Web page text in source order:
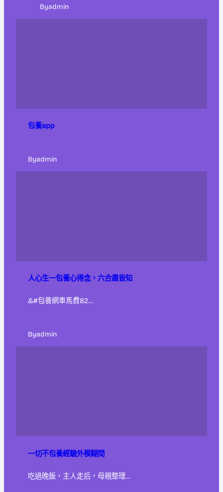
Byadmin
包養app
Byadmin
人心生一包養心得念，六合盡皆知
&#包養網車馬費82…
Byadmin
一切不包養經驗外模糊間
吃過晚飯，主人走后，母親整理…